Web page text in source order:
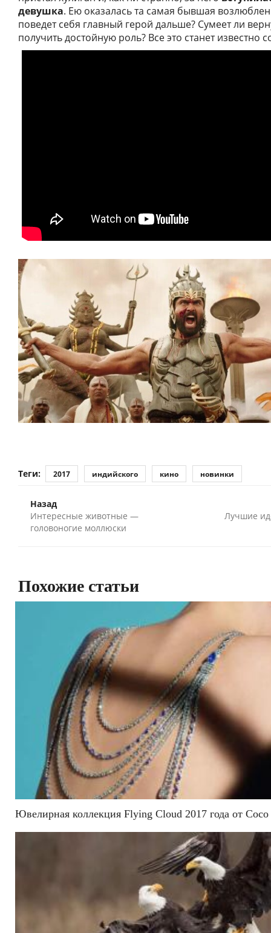
девушка. Ею оказалась та самая бывшая
поведет себя главный герой дальше? Сумеет ли
получить достойную роль? Все это станет известно
Теги: 2017 индийского кино новинки
Назад
Интересные животные —
головоногие моллюски
Лучшие
Похожие статьи
Ювелирная коллекция Flying Cloud 2017 года от Coco